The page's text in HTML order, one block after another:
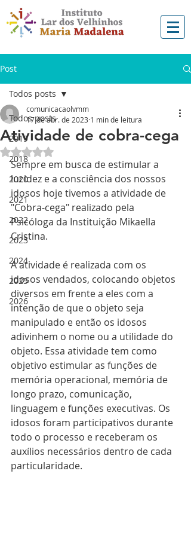
Post
Todos posts
2019
2018
2020
2021
2022
2023
2024
2025
2026
Todos posts
Atividade de cobra-cega
comunicacaolvmm
17 de abr. de 2023 1 min de leitura
Avaliado com NaN de 5 estrelas.
Sempre em busca de estimular a
lucidez e a consciência dos nossos
idosos hoje tivemos a atividade de
"Cobra-cega" realizado pela
Psicóloga da Instituição Mikaella
Cristina.
A atividade é realizada com os
idosos vendados, colocando objetos
diversos em frente a eles com a
intenção de que o objeto seja
manipulado e então os idosos
adivinhem o nome ou a utilidade do
objeto. Essa atividade tem como
objetivo estimular as funções de
memória operacional, memória de
longo prazo, comunicação,
linguagem e funções executivas. Os
idosos foram participativos durante
todo o processo e receberam os
auxílios necessários dentro de cada
particularidade.